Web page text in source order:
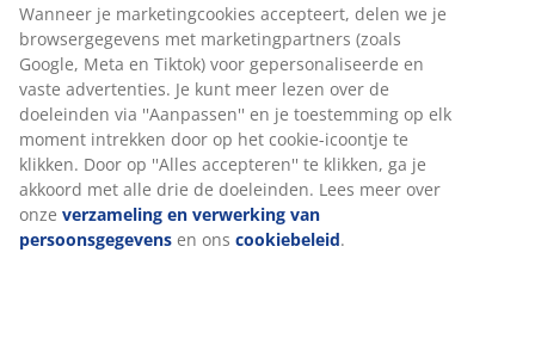
Stof en massief hout. Geschikt voor box-, springveer-
en schuimmatrassen van 90x200 cm. Excl. lattenbodem
en matrassen. B104 x L216 x H101 cm
Artikelnummer: 3640354
Montage-instructies
Wanneer je marketingcookies accepteert, delen we je
browsergegevens met marketingpartners (zoals
Google, Meta en Tiktok) voor gepersonaliseerde en
vaste advertenties. Je kunt meer lezen over de
doeleinden via ''Aanpassen'' en je toestemming op elk
moment intrekken door op het cookie-icoontje te
klikken. Door op ''Alles accepteren'' te klikken, ga je
akkoord met alle drie de doeleinden. Lees meer over
onze verzameling en verwerking van
persoonsgegevens en ons cookiebeleid.